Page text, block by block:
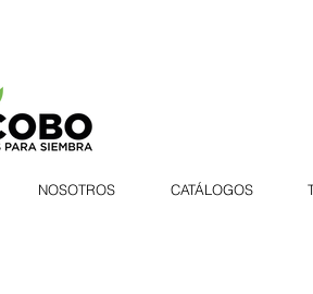
NOSOTROS CATÁLOGOS